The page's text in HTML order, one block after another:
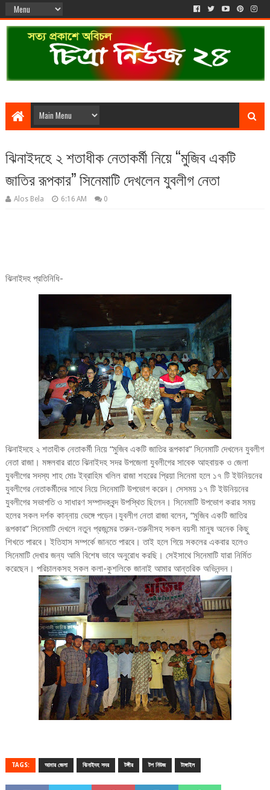
ঝিনাইদহে ২ শতাধীক নেতাকর্মী নিয়ে “মুজিব একটি
জাতির রূপকার” সিনেমাটি দেখলেন যুবলীগ নেতা
Alos Bela 6:16 AM 0
ঝিনাইদহ প্রতিনিধি-
ঝিনাইদহে ২ শতাধীক নেতাকর্মী নিয়ে “মুজিব একটি জাতির রূপকার” সিনেমাটি দেখলেন যুবলীগ
নেতা রাজা। মঙ্গলবার রাতে ঝিনাইদহ সদর উপজেলা যুবলীগের সাবেক আহবায়ক ও জেলা
যুবলীগের সদস্য শাহ মোঃ ইব্রাহিম খলিল রাজা শহরের প্রিয়া সিনেমা হলে ১৭ টি ইউনিয়নের
যুবলীগের নেতাকর্মীদের সাথে নিয়ে সিনেমাটি উপভোগ করেন। সেসময় ১৭ টি ইউনিয়নের
যুবলীগের সভাপতি ও সাধারণ সম্পাদকবৃন্দ উপস্থিত ছিলেন। সিনেমাটি উপভোগ করার সময়
হলের সকল দর্শক কান্নায় ভেঙ্গে পড়েন।যুবলীগ নেতা রাজা বলেন, “মুজিব একটি জাতির
রূপকার” সিনেমাটি দেখলে নতুন প্রজন্মের তরুন-তরুনীসহ সকল বয়সী মানুষ অনেক কিছু
শিখতে পারবে। ইতিহাস সম্পর্কে জানতে পারবে। তাই হলে গিয়ে সকলের একবার হলেও
সিনেমাটি দেখার জন্য আমি বিশেষ ভাবে অনুরোধ করছি। সেইসাথে সিনেমাটি যারা নির্মিত
করেছেন। পরিচালকসহ সকল কলা-কুশলিকে জানাই আমার আন্তরিক অভিনন্দন।
TAGS: আমার জেলা ঝিনাইদহ সদর টঙ্গীর টপ নিউজ টাঙ্গাইল